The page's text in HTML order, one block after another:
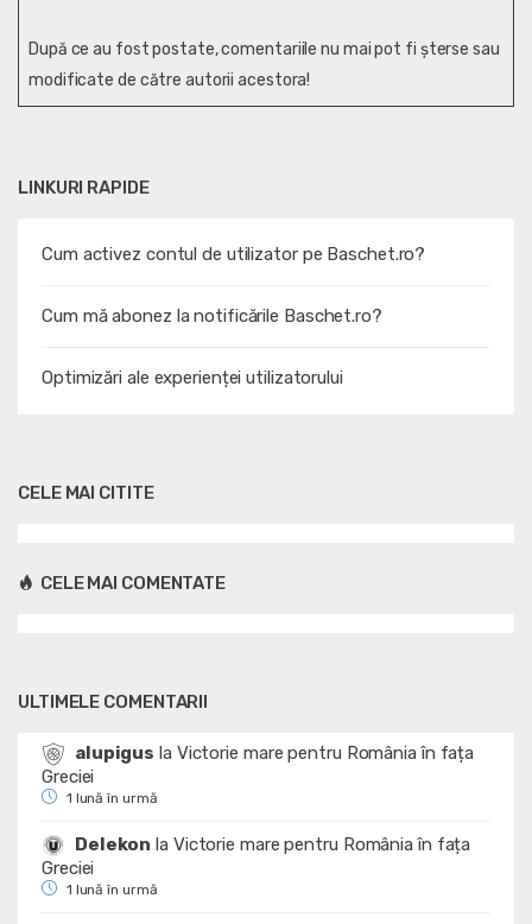
LINKURI RAPIDE
Cum activez contul de utilizator pe Baschet.ro?
Cum mă abonez la notificările Baschet.ro?
Optimizări ale experienței utilizatorului
După ce au fost postate, comentariile nu mai pot fi șterse sau
modificate de către autorii acestora!
CELE MAI CITITE
CELE MAI COMENTATE
ULTIMELE COMENTARII
alupigus la Victorie mare pentru România în fața
Greciei
1 lună în urmă
Delekon la Victorie mare pentru România în fața
Greciei
1 lună în urmă